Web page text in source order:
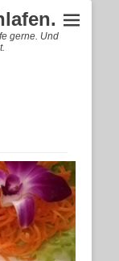
gerne. Und